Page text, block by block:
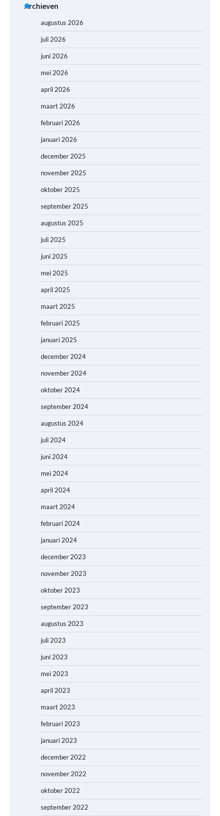
Archieven
augustus 2026
juli 2026
juni 2026
mei 2026
april 2026
maart 2026
februari 2026
januari 2026
december 2025
november 2025
oktober 2025
september 2025
augustus 2025
juli 2025
juni 2025
mei 2025
april 2025
maart 2025
februari 2025
januari 2025
december 2024
november 2024
oktober 2024
september 2024
augustus 2024
juli 2024
juni 2024
mei 2024
april 2024
maart 2024
februari 2024
januari 2024
december 2023
november 2023
oktober 2023
september 2023
augustus 2023
juli 2023
juni 2023
mei 2023
april 2023
maart 2023
februari 2023
januari 2023
december 2022
november 2022
oktober 2022
september 2022